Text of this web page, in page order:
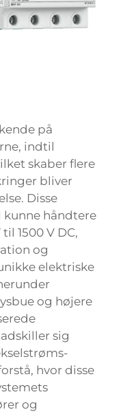
på
indtil
skaber flere
bliver
Disse
kunne håndtere
1500 V DC,
og
elektriske
og højere
sig
hvor disse
og